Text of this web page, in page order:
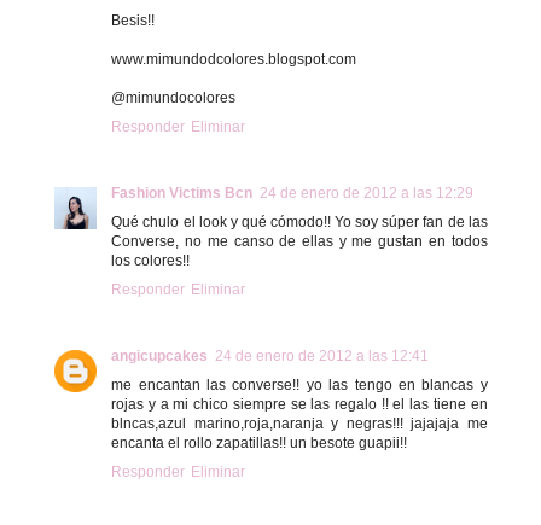
Besis!!
www.mimundodcolores.blogspot.com
@mimundocolores
Responder Eliminar
Fashion Victims Bcn 24 de enero de 2012 a las 12:29
Qué chulo el look y qué cómodo!! Yo soy súper fan de las
Converse, no me canso de ellas y me gustan en todos
los colores!!
Responder Eliminar
angicupcakes 24 de enero de 2012 a las 12:41
me encantan las converse!! yo las tengo en blancas y
rojas y a mi chico siempre se las regalo !! el las tiene en
blncas,azul marino,roja,naranja y negras!!! jajajaja me
encanta el rollo zapatillas!! un besote guapii!!
Responder Eliminar